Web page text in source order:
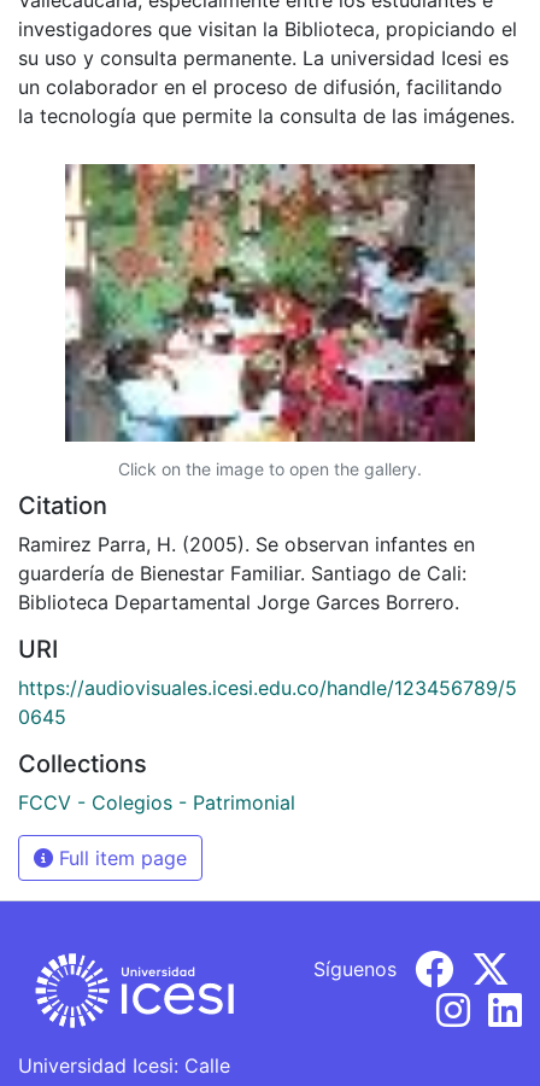
investigadores que visitan la Biblioteca, propiciando el
su uso y consulta permanente. La universidad Icesi es
un colaborador en el proceso de difusión, facilitando
la tecnología que permite la consulta de las imágenes.
Click on the image to open the gallery.
Citation
Ramirez Parra, H. (2005). Se observan infantes en
guardería de Bienestar Familiar. Santiago de Cali:
Biblioteca Departamental Jorge Garces Borrero.
URI
https://audiovisuales.icesi.edu.co/handle/123456789/5
0645
Collections
FCCV - Colegios - Patrimonial
Full item page
Universidad Icesi: Calle
Síguenos